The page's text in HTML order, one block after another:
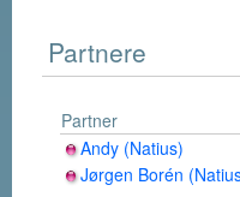
Partnere
Partner
Andy (Natius)
Jørgen Borén